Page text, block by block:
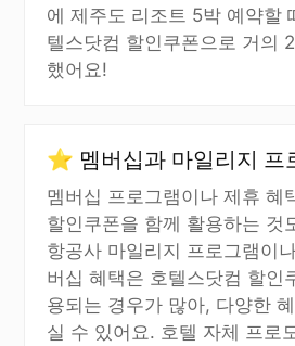
에 제주도 리조트 5박 예약할
텔스닷컴 할인쿠폰으로 거의
했어요!
⭐ 멤버십과 마일리지 프
멤버십 프로그램이나 제휴 혜
할인쿠폰을 함께 활용하는 것
항공사 마일리지 프로그램이
버십 혜택은 호텔스닷컴 할인
용되는 경우가 많아, 다양한
실 수 있어요. 호텔 자체 프로